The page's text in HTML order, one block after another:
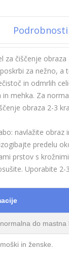
Podrobnosti
za čiščenje
za nežno, a
in odmrlih
in mehka. Za
obraza 2-3
navlažite obraz
predelu
prstov s
Uporabite 2-
normalna do mastna
moški in ženske.